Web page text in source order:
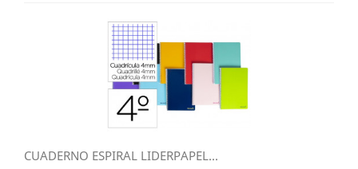
CUADERNO ESPIRAL LIDERPAPEL...